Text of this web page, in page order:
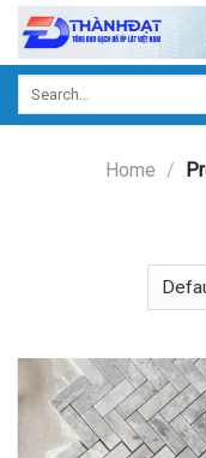
Skip
content
Home /